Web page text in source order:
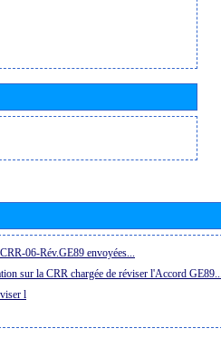
06-Rév.GE89 envoyées...
sur la CRR chargée de réviser l'Accord
l